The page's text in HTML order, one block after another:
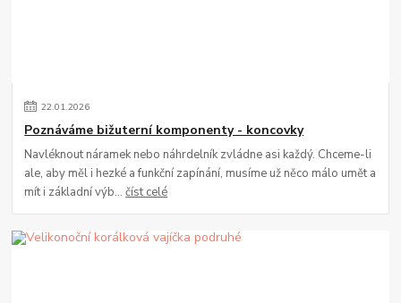
22.01.2026
Poznáváme bižuterní komponenty - koncovky
Navléknout náramek nebo náhrdelník zvládne asi každý. Chceme-li
ale, aby měl i hezké a funkční zapínání, musíme už něco málo umět a
mít i základní výb...číst celé